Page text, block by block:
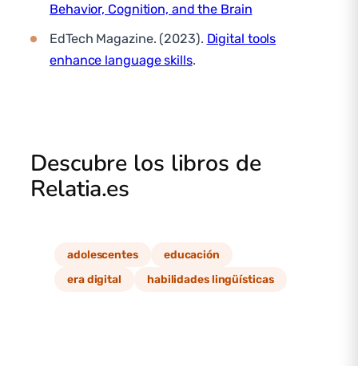
Behavior, Cognition, and the Brain
EdTech Magazine. (2023). Digital tools
enhance language skills.
Descubre los libros de
Relatia.es
adolescentes
educación
era digital
habilidades lingüísticas